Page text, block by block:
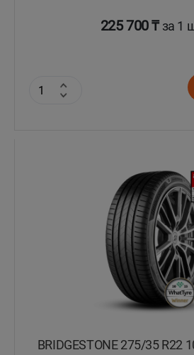
225 700 ₸ за 1
BRIDGESTONE 275/35 R22